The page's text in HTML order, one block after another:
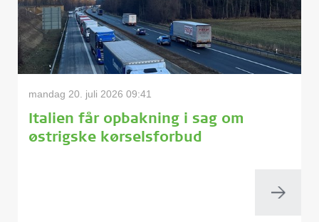
mandag 20. juli 2026 09:41
Italien får opbakning i sag om
østrigske kørselsforbud